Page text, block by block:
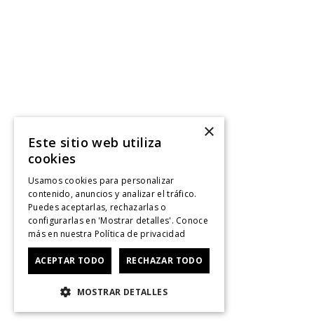
×
Este sitio web utiliza
cookies
Usamos cookies para personalizar
contenido, anuncios y analizar el tráfico.
Puedes aceptarlas, rechazarlas o
configurarlas en 'Mostrar detalles'. Conoce
más en nuestra Política de privacidad
ACEPTAR TODO RECHAZAR TODO
MOSTRAR DETALLES